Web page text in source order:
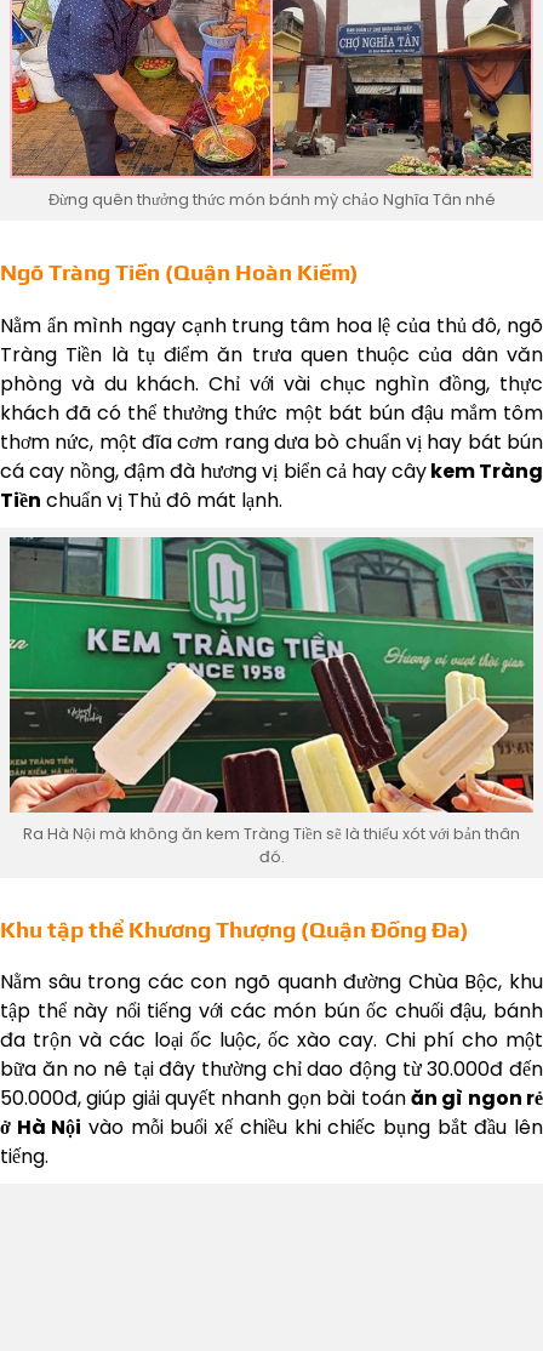
Đừng quên thưởng thức món bánh mỳ chảo Nghĩa Tân nhé
Ngõ Tràng Tiền (Quận Hoàn Kiếm)
Nằm ẩn mình ngay cạnh trung tâm hoa lệ của thủ đô, ngõ
Tràng Tiền là tụ điểm ăn trưa quen thuộc của dân văn
phòng và du khách. Chỉ với vài chục nghìn đồng, thực
khách đã có thể thưởng thức một bát bún đậu mắm tôm
thơm nức, một đĩa cơm rang dưa bò chuẩn vị hay bát bún
cá cay nồng, đậm đà hương vị biển cả hay câykem Tràng
Tiền chuẩn vị Thủ đô mát lạnh.
Ra Hà Nội mà không ăn kem Tràng Tiền sẽ là thiếu xót với bản thân
đó.
Khu tập thể Khương Thượng (Quận Đống Đa)
Nằm sâu trong các con ngõ quanh đường Chùa Bộc, khu
tập thể này nổi tiếng với các món bún ốc chuối đậu, bánh
đa trộn và các loại ốc luộc, ốc xào cay. Chi phí cho một
bữa ăn no nê tại đây thường chỉ dao động từ 30.000đ đến
50.000đ, giúp giải quyết nhanh gọn bài toánăn gì ngon rẻ
ở Hà Nội vào mỗi buổi xế chiều khi chiếc bụng bắt đầu lên
tiếng.